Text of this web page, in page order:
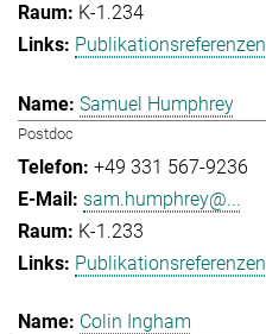
K-1.234
Publikationsreferenzen
Samuel Humphrey
Postdoc
+49 331 567-9236
sam.humphrey@...
K-1.233
Publikationsreferenzen
Colin Ingham